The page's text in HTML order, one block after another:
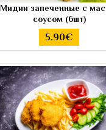
Мидии запеченные с
соусом (6шт)
5.90€